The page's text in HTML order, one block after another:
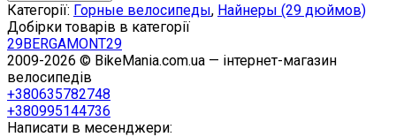
Категорії: Горные велосипеды, Найнеры (29 дюймов)
Добірки товарів в категорії
29BERGAMONT29
2009-2026 © BikeMania.com.ua — інтернет-магазин
велосипедів
+380635782748
+380995144736
Написати в месенджери: